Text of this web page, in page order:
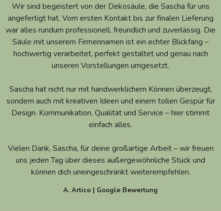
Wir sind begeistert von der Dekosäule, die Sascha für uns
angefertigt hat. Vom ersten Kontakt bis zur finalen Lieferung
war alles rundum professionell, freundlich und zuverlässig. Die
Säule mit unserem Firmennamen ist ein echter Blickfang –
hochwertig verarbeitet, perfekt gestaltet und genau nach
unseren Vorstellungen umgesetzt.
Sascha hat nicht nur mit handwerklichem Können überzeugt,
sondern auch mit kreativen Ideen und einem tollen Gespür für
Design. Kommunikation, Qualität und Service – hier stimmt
einfach alles.
Vielen Dank, Sascha, für deine großartige Arbeit – wir freuen
uns jeden Tag über dieses außergewöhnliche Stück und
können dich uneingeschränkt weiterempfehlen.
A. Artico | Google Bewertung